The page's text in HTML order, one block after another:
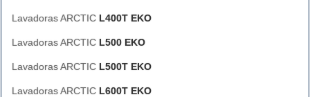
Lavadoras ARCTIC L400T EKO
Lavadoras ARCTIC L500 EKO
Lavadoras ARCTIC L500T EKO
Lavadoras ARCTIC L600T EKO